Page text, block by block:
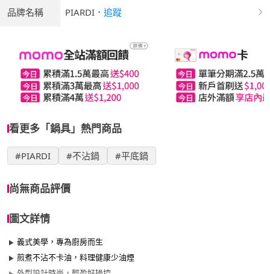
品牌名稱 PIARDI ． 追蹤
看更多「鍋具」熱門商品
#PIARDI #不沾鍋 #平底鍋
尚無商品評價
圖文詳情
義式美學，專為廚房而生
煎煮不沾不卡油，料理健康少油煙